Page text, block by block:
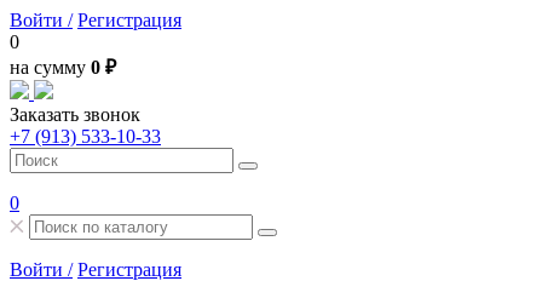
Войти / Регистрация
0
на сумму 0 ₽
Заказать звонок
+7 (913) 533-10-33
0
Войти / Регистрация